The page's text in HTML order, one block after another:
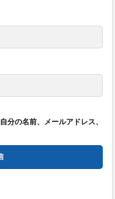
分の名前、メールアドレス、